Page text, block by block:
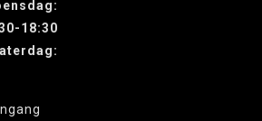
18:30